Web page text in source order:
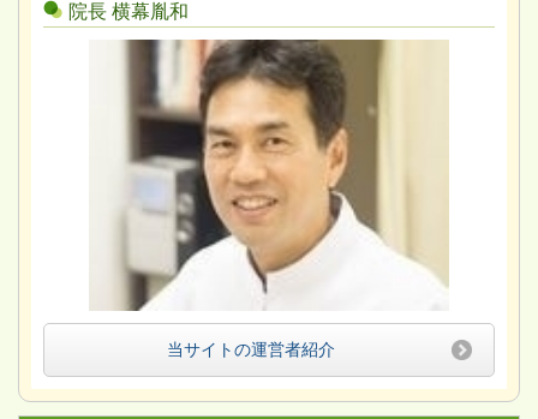
院長 横幕胤和
当サイトの運営者紹介